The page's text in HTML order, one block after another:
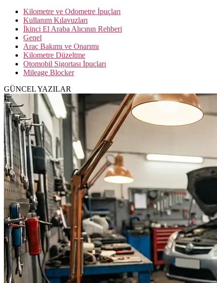
Kilometre ve Odometre İpuçları
Kullanım Kılavuzları
İkinci El Araba Alıcının Rehberi
Genel
Araç Bakımı ve Onarımı
Kilometre Düzeltme
Otomobil Sigortası İpuçları
Mileage Blocker
GÜNCEL YAZILAR